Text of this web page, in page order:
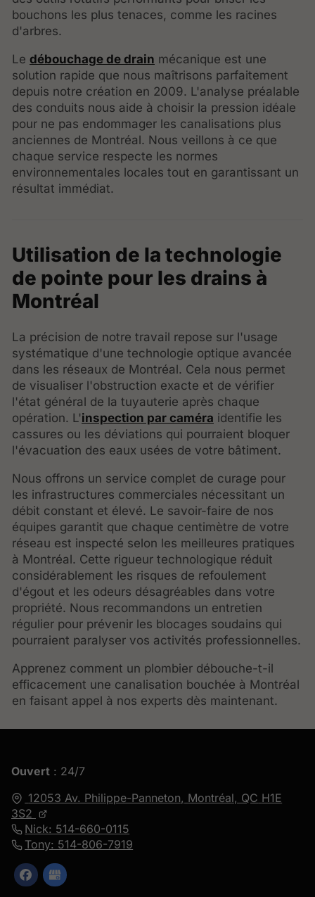
bouchons les plus tenaces, comme les racines
d'arbres.
Le débouchage de drain mécanique est une
solution rapide que nous maîtrisons parfaitement
depuis notre création en 2009. L'analyse préalable
des conduits nous aide à choisir la pression idéale
pour ne pas endommager les canalisations plus
anciennes de Montréal. Nous veillons à ce que
chaque service respecte les normes
environnementales locales tout en garantissant un
résultat immédiat.
Utilisation de la technologie
de pointe pour les drains à
Montréal
La précision de notre travail repose sur l'usage
systématique d'une technologie optique avancée
dans les réseaux de Montréal. Cela nous permet
de visualiser l'obstruction exacte et de vérifier
l'état général de la tuyauterie après chaque
opération. L'inspection par caméra identifie les
cassures ou les déviations qui pourraient bloquer
l'évacuation des eaux usées de votre bâtiment.
Nous offrons un service complet de curage pour
les infrastructures commerciales nécessitant un
débit constant et élevé. Le savoir-faire de nos
équipes garantit que chaque centimètre de votre
réseau est inspecté selon les meilleures pratiques
à Montréal. Cette rigueur technologique réduit
considérablement les risques de refoulement
d'égout et les odeurs désagréables dans votre
propriété. Nous recommandons un entretien
régulier pour prévenir les blocages soudains qui
pourraient paralyser vos activités professionnelles.
Apprenez comment un plombier débouche-t-il
efficacement une canalisation bouchée à Montréal
en faisant appel à nos experts dès maintenant.
Ouvert : 24/7
12053 Av. Philippe-Panneton, Montréal, QC H1E
3S2
Nick: 514-660-0115
Tony: 514-806-7919